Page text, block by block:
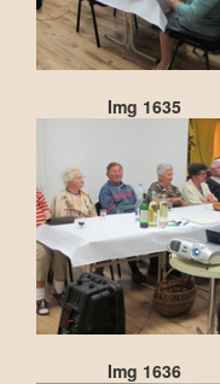
Img 1635
Img 1636